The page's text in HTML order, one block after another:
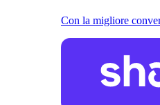
Con la migliore